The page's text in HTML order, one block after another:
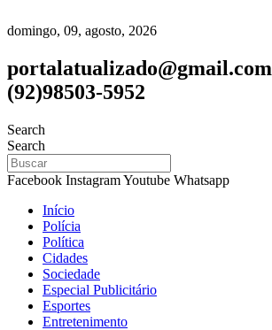
domingo, 09, agosto, 2026
portalatualizado@gmail.com
(92)98503-5952
Search
Search
Facebook InstagramYoutube Whatsapp
Início
Polícia
Política
Cidades
Sociedade
Especial Publicitário
Esportes
Entretenimento